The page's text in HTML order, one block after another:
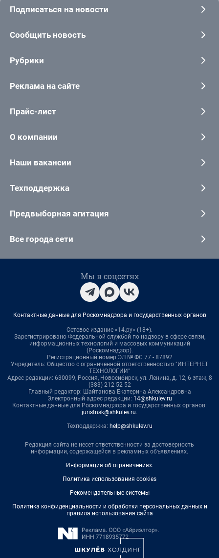
Подписаться на новости
Сообщить новость
Рубрики
Реклама на сайте
Прайс-лист
О компании
Наши вакансии
Техподдержка
Предвыборная агитация
Все города сети
Мы в соцсетях
Контактные данные для Роскомнадзора и государственных органов
Сетевое издание «14.ру» (18+).
Зарегистрировано Федеральной службой по надзору в сфере связи,
информационных технологий и массовых коммуникаций
(Роскомнадзор).
Регистрационный номер ЭЛ № ФС 77 - 87892
Учредитель: Общество с ограниченной ответственностью "ИНТЕРНЕТ
ТЕХНОЛОГИИ"
Адрес редакции: 630099, Россия, Новосибирск, ул. Ленина, д. 12, 6 этаж, 8
(383) 212-52-52
Главный редактор: Шайтанова Екатерина Александровна
Электронный адрес редакции: 14@shkulev.ru
Контактные данные для Роскомнадзора и государственных органов:
juristnsk@shkulev.ru.
Техподдержка: help@shkulev.ru
Редакция сайта не несет ответственности за достоверность
информации, содержащейся в рекламных объявлениях.
Информация об ограничениях.
Политика использования cookies
Рекомендательные системы
Политика конфиденциальности и обработки персональных данных и
правила использования сайта